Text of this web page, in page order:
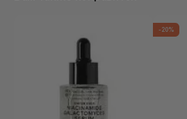
-20%